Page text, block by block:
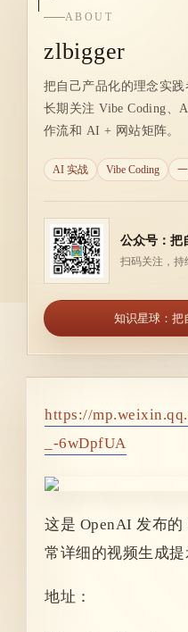
ABOUT
zlbigger
把自己产品化的理念实
长期关注 Vibe Coding、
作流和 AI + 网站矩阵。
AI 实战 Vibe Coding
公众号：把
扫码关注，持
知识星球：把
https://
_-6wDpfUA
这是 OpenAI 发布的
常详细的视频生成提
地址：